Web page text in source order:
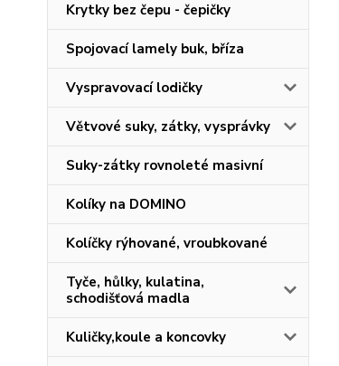
Krytky bez čepu - čepičky
Spojovací lamely buk, bříza
Vyspravovací lodičky
Větvové suky, zátky, vysprávky
Suky-zátky rovnoleté masivní
Kolíky na DOMINO
Kolíčky rýhované, vroubkované
Tyče, hůlky, kulatina,
schodišťová madla
Kuličky,koule a koncovky